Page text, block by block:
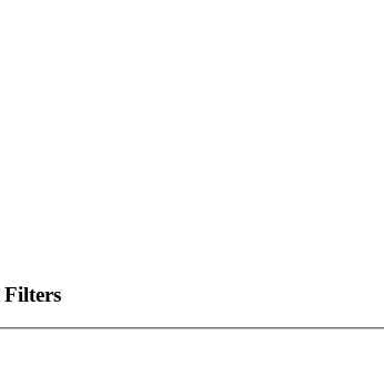
Filters